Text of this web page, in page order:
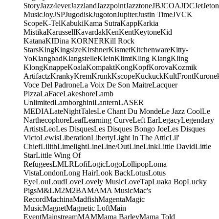
StoryJazz4everJazzlandJazzpointJazztoneJBJCOAJDCJetJeton
MusicJoyJSPJugodiskJugotonJupiterJustin TimeJVCK
ScopeK-TelKabukiKama SutraKappKarkia
MistikaKarussellKavardakKenKentKeytoneKid
KatanaKIDina KORNERKill Rock
StarsKingKingsizeKirshnerKismetKitchenwareKitty-
YoKlangbadKlangstelleKleinKlimtKling KlangKling
KlongKnappeKoalaKompaktKongKopfKorovaKozmik
ArtifactzKrankyKremKrunkKscopeKuckuckKultFront
Voce Del PadroneLa Voix De Son MaitreLacquer
PizzaLaFaceLakeshoreLamb
UnlimitedLamborghiniLanternLASER
MEDIALateNightTalesLe Chant Du MondeLe Jazz CoolLe
NarthecophoreLeafLearning CurveLeft EarLegacyLegendary
ArtistsLeoLes DisquesLes Disques Bongo JoeLes Disques
VictoLewisLiberationLibertyLight In The AtticLil'
ChiefLilithLimelightLineLine/OutLineLinkLittle DavidLittle
StarLittle Wing Of
RefugeesLMLRLofiLogicLogoLollipopLoma
VistaLondonLong HairLook BackLotusLotus
EyeLouLoudLoveLovely MusicLoveTapLuaka BopLucky
PigsM&LM2M2BAMAMA MusicMac's
RecordMachinaMadfishMagentaMagic
MusicMagnetMagnetic LoftMain
EventMainstreamMAMMama BarleyMama Told